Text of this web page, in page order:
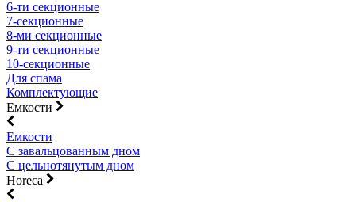
6-ти секционные
7-секционные
8-ми секционные
9-ти секционные
10-секционные
Для спама
Комплектующие
Емкости
Емкости
С завальцованным дном
С цельнотянутым дном
Horeca